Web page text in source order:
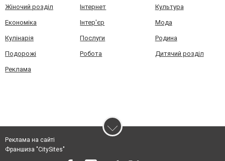
Жіночий розділ Інтернет Культура
Економіка Інтер'єр Мода
Кулінарія Послуги Родина
Подорожі Робота Дитячий розділ
Реклама
Реклама на сайті
Франшиза "CitySites"